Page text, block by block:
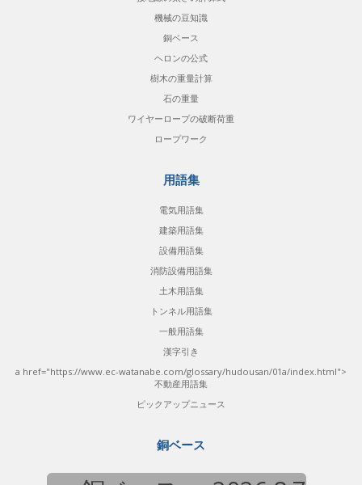
機械の豆知識
銅ベース
ヘロンの公式
樹木の重量計算
石の重量
ワイヤーロープの破断荷重
ロープワーク
用語集
電気用語集
建築用語集
設備用語集
消防設備用語集
土木用語集
トンネル用語集
一般用語集
漢字引き
a href="https://www.ec-watanabe.com/glossary/hudousan/01a/index.html">
不動産用語集
ピックアップニュース
銅ベース